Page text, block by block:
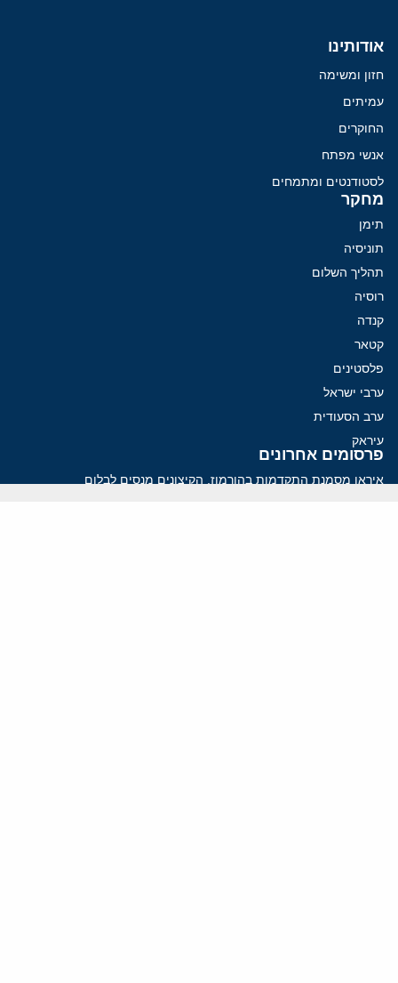
אודותינו
חזון ומשימה
עמיתים
החוקרים
אנשי מפתח
לסטודנטים ומתמחים
מחקר
תימן
תוניסיה
תהליך השלום
רוסיה
קנדה
קטאר
פלסטינים
ערבי ישראל
ערב הסעודית
עיראק
פרסומים אחרונים
איראן מסמנת התקדמות בהורמוז, הקיצונים מנסים לבלום